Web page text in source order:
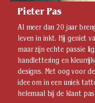
Pieter Pas
Al meer dan 20 jaar
leven in inkt. Hij geniet
maar zijn echte passie
handlettering en
designs. Met oog voor
idee om in een uniek
helemaal bij de klant